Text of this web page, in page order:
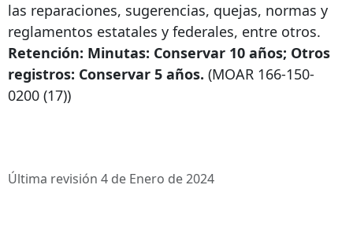
las reparaciones, sugerencias, quejas, normas y
reglamentos estatales y federales, entre otros.
Retención: Minutas: Conservar 10 años; Otros
registros: Conservar 5 años. (MOAR 166-150-
0200 (17))
Última revisión 4 de Enero de 2024